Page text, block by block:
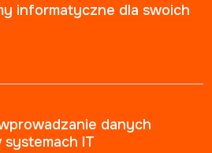
informatyczne dla swoich
danych
IT